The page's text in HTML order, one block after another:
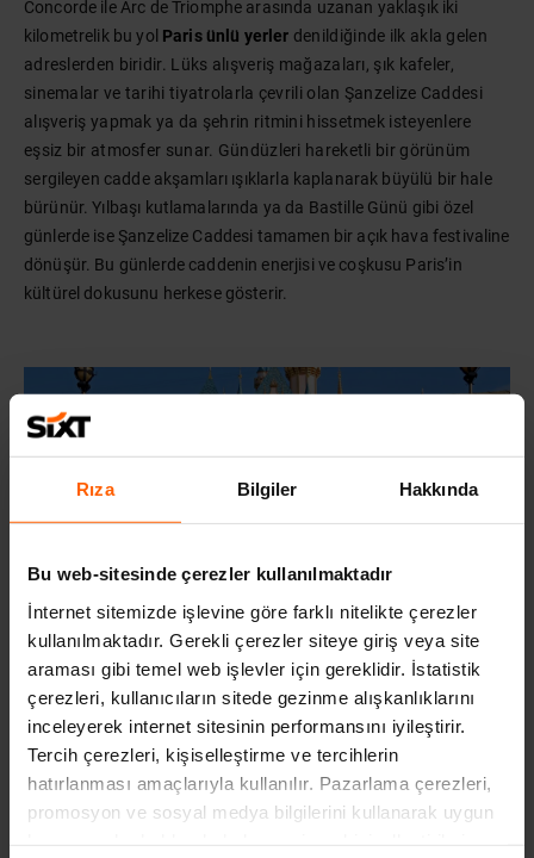
Rıza Bilgiler Hakkında
Bu web-sitesinde çerezler kullanılmaktadır
İnternet sitemizde işlevine göre farklı nitelikte çerezler
kullanılmaktadır. Gerekli çerezler siteye giriş veya site
araması gibi temel web işlevler için gereklidir. İstatistik
çerezleri, kullanıcıların sitede gezinme alışkanlıklarını
inceleyerek internet sitesinin performansını iyileştirir.
Tercih çerezleri, kişiselleştirme ve tercihlerin
hatırlanması amaçlarıyla kullanılır. Pazarlama çerezleri,
promosyon ve sosyal medya bilgilerini kullanarak uygun
Concorde ile Arc de Triomphe arasında uzanan yaklaşık iki
kilometrelik bu yol Paris ünlü yerler denildiğinde ilk akla gelen
adreslerden biridir. Lüks alışveriş mağazaları, şık kafeler,
sinemalar ve tarihi tiyatrolarla çevrili olan Şanzelize Caddesi
alışveriş yapmak ya da şehrin ritmini hissetmek isteyenlere
eşsiz bir atmosfer sunar. Gündüzleri hareketli bir görünüm
sergileyen cadde akşamları ışıklarla kaplanarak büyülü bir hale
bürünür. Yılbaşı kutlamalarında ya da Bastille Günü gibi özel
günlerde ise Şanzelize Caddesi tamamen bir açık hava festivaline
dönüşür. Bu günlerde caddenin enerjisi ve coşkusu Paris’in
kültürel dokusunu herkese gösterir.
DISNEYLAND PARIS
Disneyland Paris, şehir merkezine yaklaşık 40 dakika mesafede
yer alır ve Avrupa’nın en büyük tema parkı konumundadır. Hem
çocuklara hem de yetişkinlere hitap eden masalsı bir atmosfer